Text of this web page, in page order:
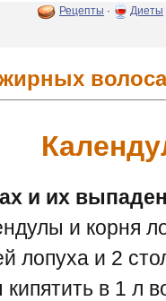
Рецепты · Диеты
и их
и корня
лопуха и 2
кипятить в 1 л